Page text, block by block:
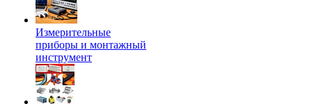
Измерительные
приборы и монтажный
инструмент